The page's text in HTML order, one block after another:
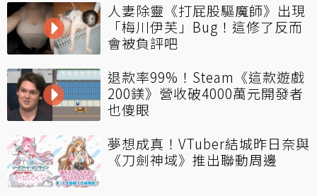
人妻除靈《打屁股驅魔師》出現
「梅川伊芙」Bug！這修了反而
會被負評吧
退款率99%！Steam《這款遊戲
200鎂》營收破4000萬元開發者
也傻眼
夢想成真！VTuber結城昨日奈與
《刀劍神域》推出聯動周邊